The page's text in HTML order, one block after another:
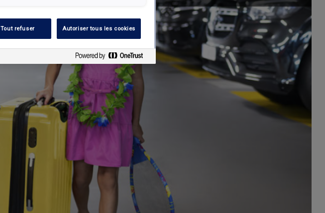
Tout refuser Autoriser tous les cookies